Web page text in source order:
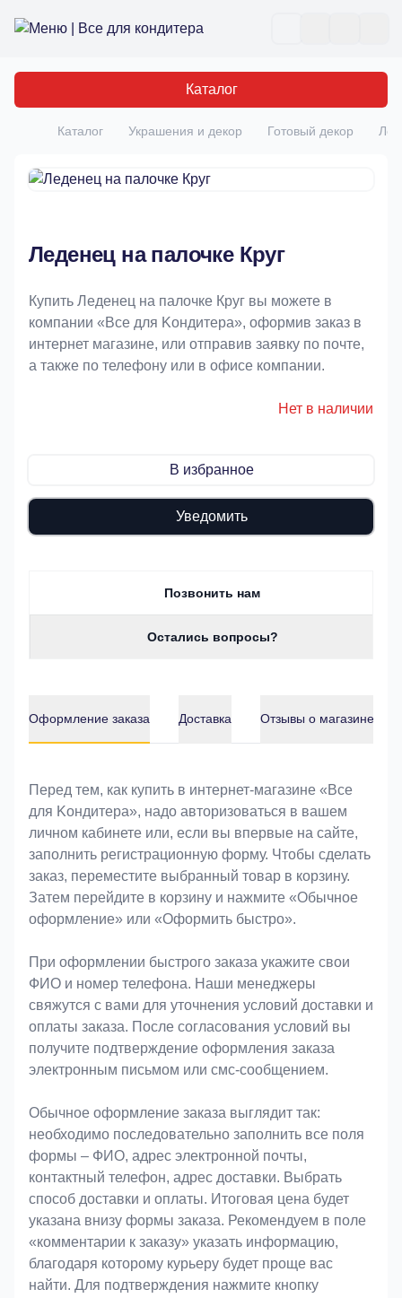
Все для кондитера
Каталог
Главная
Каталог Украшения и декор Готовый декор
Леденец на палочке Круг
Купить Леденец на палочке Круг вы можете в
компании «Bce для Koндитeрa», оформив заказ в
интернет магазине, или отправив заявку по почте,
а также по телефону или в офисе компании.
Нет в наличии
В избранное
Уведомить
Позвонить нам
Остались вопросы?
Оформление заказа Доставка Отзывы о магазине
Оформление заказа
Перед тем, как купить в интернет-магазине «Bce
для Koндитeрa», надо авторизоваться в вашем
личном кабинете или, если вы впервые на сайте,
заполнить регистрационную форму. Чтобы сделать
заказ, переместите выбранный товар в корзину.
Затем перейдите в корзину и нажмите «Обычное
оформление» или «Оформить быстро».
При оформлении быстрого заказа укажите свои
ФИО и номер телефона. Наши менеджеры
свяжутся с вами для уточнения условий доставки и
оплаты заказа. После согласования условий вы
получите подтверждение оформления заказа
электронным письмом или смс-сообщением.
Обычное оформление заказа выглядит так:
необходимо последовательно заполнить все поля
формы – ФИО, адрес электронной почты,
контактный телефон, адрес доставки. Выбрать
способ доставки и оплаты. Итоговая цена будет
указана внизу формы заказа. Рекомендуем в поле
«комментарии к заказу» указать информацию,
благодаря которому курьеру будет проще вас
найти. Для подтверждения нажмите кнопку